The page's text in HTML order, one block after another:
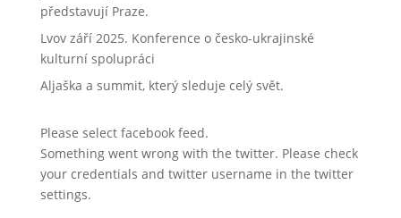
představují Praze.
Lvov září 2025. Konference o česko-ukrajinské
kulturní spolupráci
Aljaška a summit, který sleduje celý svět.
Please select facebook feed.
Something went wrong with the twitter. Please check
your credentials and twitter username in the twitter
settings.